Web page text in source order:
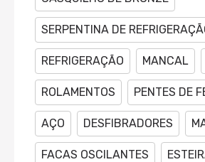
SERPENTINA DE
REFRIGERAÇÃO MANCAL
ROLAMENTOS PENTES DE
AÇO DESFIBRADORES
FACAS OSCILANTES